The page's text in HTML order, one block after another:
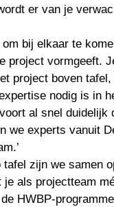
er van je
bij elkaar te
project vormgeeft.
project boven tafel,
nodig is in
al snel duidelijk
we experts vanuit
tafel zijn we samen
als projectteam
HWBP-